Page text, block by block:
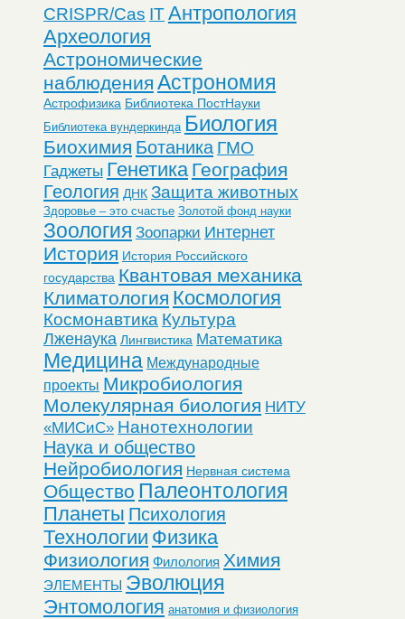
CRISPR/Cas ITАнтропология
Археология
Астрономические
наблюдения Астрономия
Астрофизика Библиотека ПостНауки
Библиотека вундеркинда Биология
Биохимия Ботаника ГМО
Гаджеты Генетика География
Геология ДНК Защита животных
Здоровье – это счастье Золотой фонд науки
Зоология Зоопарки Интернет
История История Российского
государства Квантовая механика
Климатология Космология
Космонавтика Культура
Лженаука Лингвистика Математика
Медицина Международные
проекты Микробиология
Молекулярная биология НИТУ
«МИСиС» Нанотехнологии
Наука и общество
Нейробиология Нервная система
Общество Палеонтология
Планеты Психология
Технологии Физика
Физиология Филология Химия
ЭЛЕМЕНТЫ Эволюция
Энтомология анатомия и физиология